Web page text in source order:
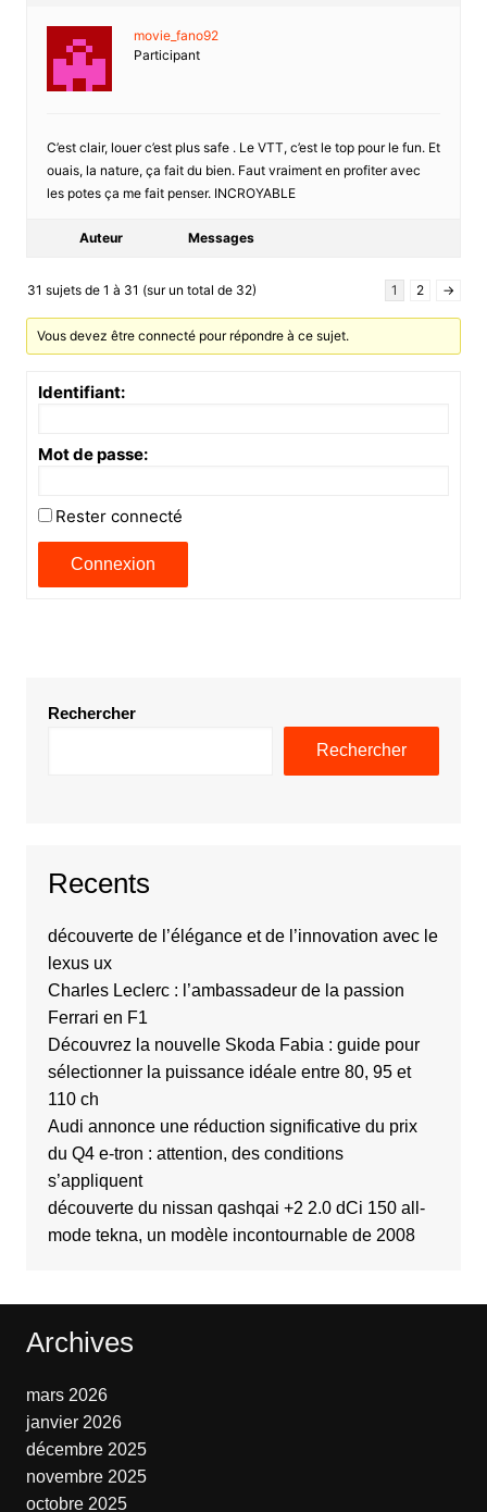
movie_fano92
Participant
C’est clair, louer c’est plus safe . Le VTT, c’est le top pour le fun. Et
ouais, la nature, ça fait du bien. Faut vraiment en profiter avec
les potes ça me fait penser. INCROYABLE
Auteur Messages
31 sujets de 1 à 31 (sur un total de 32) 1 2 →
Vous devez être connecté pour répondre à ce sujet.
Identifiant:
Mot de passe:
Rester connecté
Connexion
Rechercher
Rechercher
Recents
découverte de l’élégance et de l’innovation avec le
lexus ux
Charles Leclerc : l’ambassadeur de la passion
Ferrari en F1
Découvrez la nouvelle Skoda Fabia : guide pour
sélectionner la puissance idéale entre 80, 95 et
110 ch
Audi annonce une réduction significative du prix
du Q4 e-tron : attention, des conditions
s’appliquent
découverte du nissan qashqai +2 2.0 dCi 150 all-
mode tekna, un modèle incontournable de 2008
Archives
mars 2026
janvier 2026
décembre 2025
novembre 2025
octobre 2025